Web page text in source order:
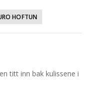
HOFTUN
titt inn bak kulissene i